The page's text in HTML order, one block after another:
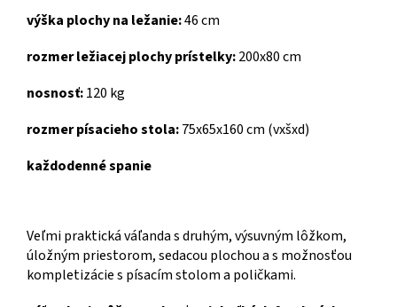
výška plochy na ležanie:46 cm
rozmer ležiacej plochy prístelky:200x80 cm
nosnosť:120 kg
rozmer písacieho stola:75x65x160 cm (vxšxd)
každodenné spanie
Veľmi praktická váľanda s druhým, výsuvným lôžkom,
úložným priestorom, sedacou plochou a s možnosťou
kompletizácie s písacím stolom a poličkami.